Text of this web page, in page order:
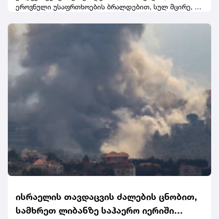
ეროვნული უსაფრთხოების ბრალდებით, სულ მცირე, 56
ადამიანის საქმე მასშტაბურ ანტისამთავრობო
საპროტესტო აქციებს უკავშირდებოდა.გაეროს
ხელისუფლებას მოუწოდა, შეწყვიტოს სიკვდილით
დასჯა და გააუქმოს ეს პრაქტიკა.
ისრაელის თავდაცვის ძალების ცნობით,
სამხრეთ ლიბანზე საჰაერო იერიში